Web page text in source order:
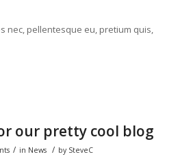
nec, pellentesque eu, pretium quis,
our pretty cool blog
/ in News / by SteveC